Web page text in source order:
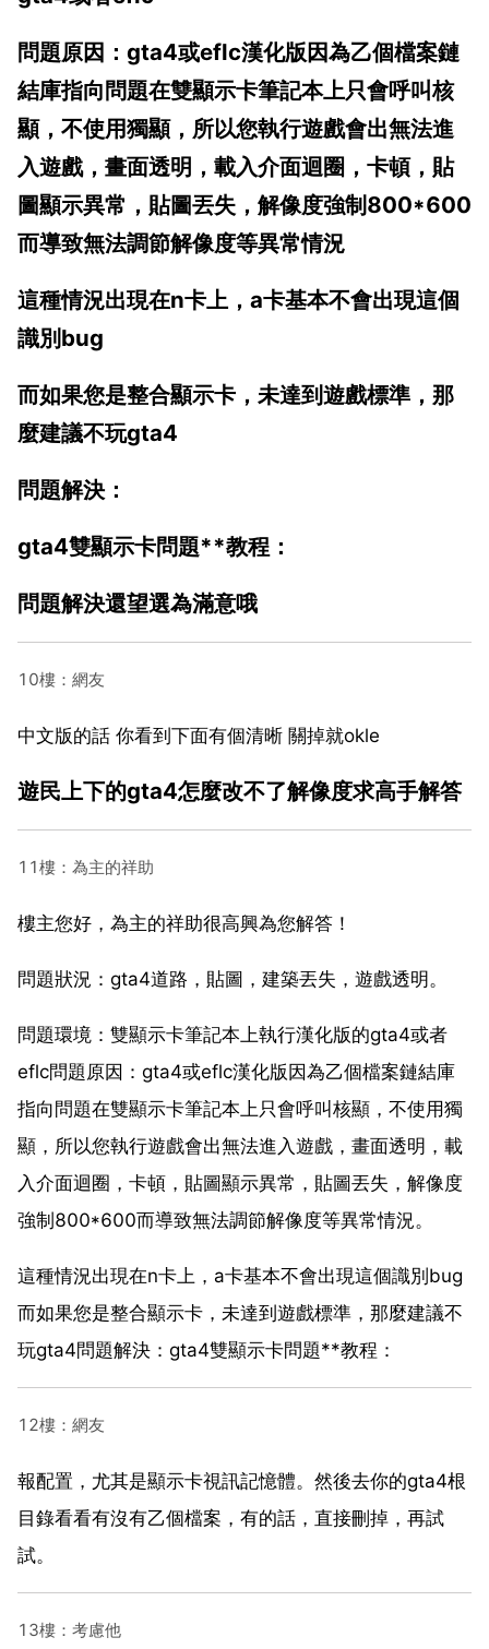
問題原因：gta4或eflc漢化版因為乙個檔案鏈
結庫指向問題在雙顯示卡筆記本上只會呼叫核
顯，不使用獨顯，所以您執行遊戲會出無法進
入遊戲，畫面透明，載入介面迴圈，卡頓，貼
圖顯示異常，貼圖丟失，解像度強制800*600
而導致無法調節解像度等異常情況
這種情況出現在n卡上，a卡基本不會出現這個
識別bug
而如果您是整合顯示卡，未達到遊戲標準，那
麼建議不玩gta4
問題解決：
gta4雙顯示卡問題**教程：
問題解決還望選為滿意哦
10樓：網友
中文版的話 你看到下面有個清晰 關掉就okle
遊民上下的gta4怎麼改不了解像度求高手解答
11樓：為主的祥助
樓主您好，為主的祥助很高興為您解答！
問題狀況：gta4道路，貼圖，建築丟失，遊戲透明。
問題環境：雙顯示卡筆記本上執行漢化版的gta4或者
eflc問題原因：gta4或eflc漢化版因為乙個檔案鏈結庫
指向問題在雙顯示卡筆記本上只會呼叫核顯，不使用獨
顯，所以您執行遊戲會出無法進入遊戲，畫面透明，載
入介面迴圈，卡頓，貼圖顯示異常，貼圖丟失，解像度
強制800*600而導致無法調節解像度等異常情況。
這種情況出現在n卡上，a卡基本不會出現這個識別bug
而如果您是整合顯示卡，未達到遊戲標準，那麼建議不
玩gta4問題解決：gta4雙顯示卡問題**教程：
12樓：網友
報配置，尤其是顯示卡視訊記憶體。然後去你的gta4根
目錄看看有沒有乙個檔案，有的話，直接刪掉，再試
試。
13樓：考慮他